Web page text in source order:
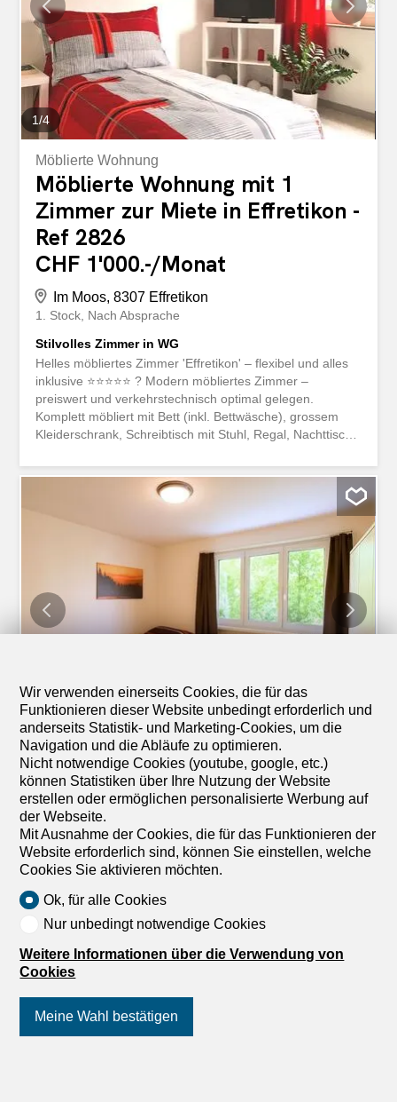
perfekter Erreichbarkeit für Kunden und Mitarbeitende
Vielfältige Nutzungsmöglichkeiten als Büro oder Praxis
Dank der unterschiedlichen Flächengrössen bieten wir
passende Lösungen für verschiedene Bedürfnisse vom
kleineren Büro bis hin zu grösseren Praxis oder
Geschäftsräumlichkeiten...
1/4
Möblierte Wohnung
Möblierte Wohnung mit 1
Zimmer zur Miete in Effretikon -
Ref 2826
CHF 1'000.-/Monat
Im Moos, 8307 Effretikon
1. Stock Nach Absprache
Stilvolles Zimmer in WG
Helles möbliertes Zimmer 'Effretikon' – flexibel und alles
inklusive ⭐⭐⭐⭐⭐ ? Modern möbliertes Zimmer –
preiswert und verkehrstechnisch optimal gelegen.
Komplett möbliert mit Bett (inkl. Bettwäsche), grossem
Kleiderschrank, Schreibtisch mit Stuhl, Regal, Nachttisch,
ebenfalls inklusive. ?‍? Alle Nebenkosten wie Strom,
Wasser, Heizung und schnelles WLAN sind im Mietpreis
enthalten. Wir legen grossen Wert auf eine saubere
Wohnung und reinigen deshalb die allgemeinen Bereiche
regelmässig. Die Reinigung ist übrigens im Preis
inklusive. ? Das Badezimmer und die Küche werden mit
ruhigen und freundlichen Mitbewohnern geteilt. Die
Wohnatmosphäre ist gepflegt, mit klaren Regeln für Ruhe
und Sauberkeit – keine klassische WG. ? Es wird kein
Betreibungsauszug und keine Arbeitgeberbescheinigung
1/4
Möblierte Wohnung
Möblierte Wohnung mit 1
Zimmer zur Miete in Winterthur
- Ref 292
CHF 1'050.-/Monat
Obergasse, 8400 Winterthur
3. Stock Nach Absprache
Gemütliches WG-Zimmer
Möbliertes Zimmer in 'Winterthur' – flexibel mieten,
ideal für Berufstätige, Studierende oder
Wochenaufenthalter. Komplett möbliert mit Bett (inkl.
Bettwäsche), grossem Kleiderschrank, Schreibtisch mit
Wir verwenden einerseits Cookies, die für das
Funktionieren dieser Website unbedingt erforderlich und
anderseits Statistik- und Marketing-Cookies, um die
Navigation und die Abläufe zu optimieren.
Nicht notwendige Cookies (youtube, google, etc.)
können Statistiken über Ihre Nutzung der Website
erstellen oder ermöglichen personalisierte Werbung auf
der Webseite.
Mit Ausnahme der Cookies, die für das Funktionieren der
Website erforderlich sind, können Sie einstellen, welche
Cookies Sie aktivieren möchten.
Ok, für alle Cookies
Nur unbedingt notwendige Cookies
Weitere Informationen über die Verwendung von
Cookies
Meine Wahl bestätigen